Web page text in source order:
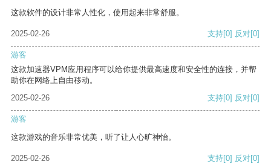
这款软件的设计非常人性化，使用起来非常舒服。
2025-02-26 支持[0] 反对[0]
游客
这款加速器VPM应用程序可以给你提供最高速度和安全性的连接，并帮
助你在网络上自由移动。
2025-02-26
支持[0] 反对[0]
游客
这款游戏的音乐非常优美，听了让人心旷神怡。
2025-02-26 支持[0] 反对[0]